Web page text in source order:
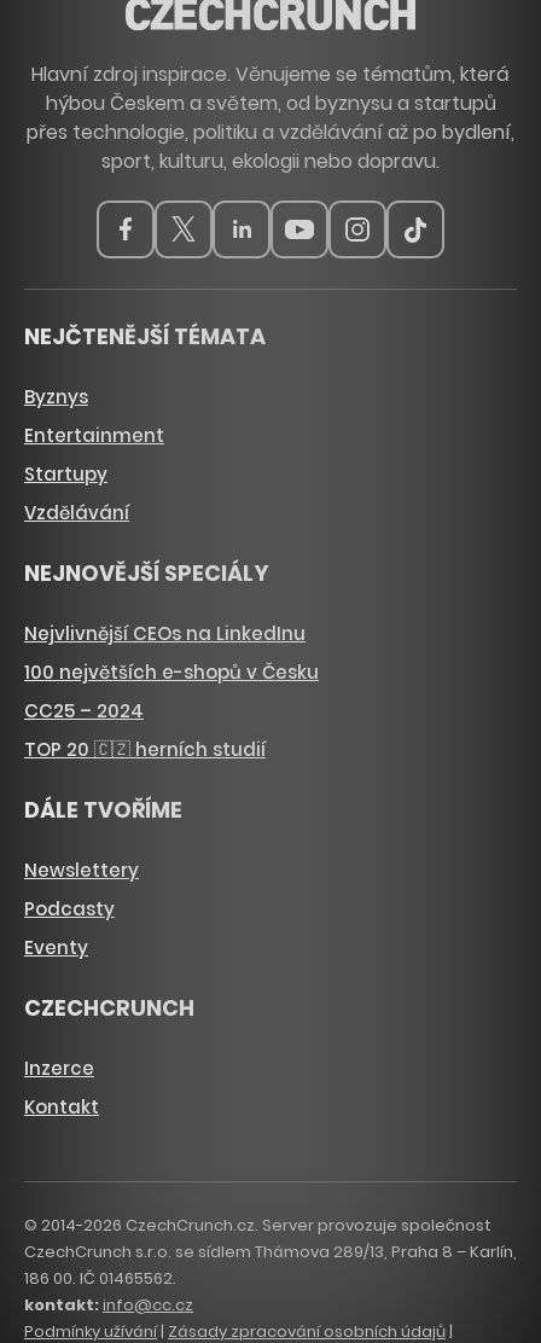
Hlavní zdroj inspirace. Věnujeme se tématům, která
hýbou Českem a světem, od byznysu a startupů
přes technologie, politiku a vzdělávání až po bydlení,
sport, kulturu, ekologii nebo dopravu.
NEJČTENĚJŠÍ TÉMATA
Byznys
Entertainment
Startupy
Vzdělávání
NEJNOVĚJŠÍ SPECIÁLY
Nejvlivnější CEOs na LinkedInu
100 největších e-shopů v Česku
CC25 – 2024
TOP 20 🇨🇿 herních studií
DÁLE TVOŘÍME
Newslettery
Podcasty
Eventy
CZECHCRUNCH
Inzerce
Kontakt
© 2014-2026 CzechCrunch.cz. Server provozuje společnost
CzechCrunch s.r.o. se sídlem Thámova 289/13, Praha 8 – Karlín,
186 00. IČ 01465562.
kontakt:info@cc.cz
Podmínky užívání| Zásady zpracování osobních údajů |